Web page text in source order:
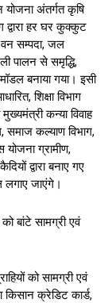
योजना अंतर्गत कृषि
द्वारा हर घर कुक्कुट
वन सम्पदा, जल
पालन से समृद्धि,
बनाया गया। इसी
शिक्षा विभाग
मुख्यमंत्री कन्या विवाह
समाज कल्याण विभाग,
योजना ग्रामीण,
द्वारा बनाए गए
लगाए जाएंगे।
बांटे सामग्री एवं
को सामग्री एवं
किसान क्रेडिट कार्ड,